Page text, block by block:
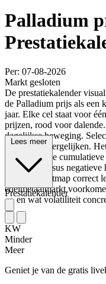
Palladium
Per: 07-08-2026
Markt gesloten
De prestatiekalender
de Palladium prijs als een
jaar. Elke cel staat voor
prijzen, rood voor
dagelijkse beweging.
periodes te vergelijken.
aanvullend de
positieve versus
hoe u de heatmap
edelmetaalmarkt
— en wat volatiliteit
Lees meer
Prestatiekalender
KW
Minder
Meer
Geniet je van de gratis